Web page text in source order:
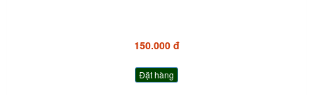
150.000 đ
Đặt hàng